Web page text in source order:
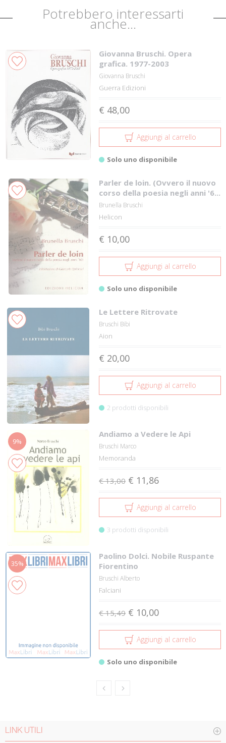
Potrebbero interessarti
anche...
Giovanna Bruschi. Opera
grafica. 1977-2003
Giovanna Bruschi
Guerra Edizioni
€ 48,00
Aggiungi al carrello
Solo uno disponibile
Parler de loin. (Ovvero il nuovo
corso della poesia negli anni '6...
Brunella Bruschi
Helicon
€ 10,00
Aggiungi al carrello
Solo uno disponibile
Le Lettere Ritrovate
Bruschi Bibi
Aion
€ 20,00
Aggiungi al carrello
2 prodotti disponibili
9%
Andiamo a Vedere le Api
Bruschi Marco
Memoranda
€ 13,00 € 11,86
Aggiungi al carrello
3 prodotti disponibili
35%
Paolino Dolci. Nobile Ruspante
Fiorentino
Bruschi Alberto
Falciani
€ 15,49 € 10,00
Aggiungi al carrello
Solo uno disponibile
LINK UTILI